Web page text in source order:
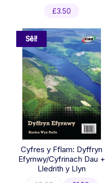
£3.50
Sêl!
Cyfres y Fflam: Dyffryn
Efyrnwy/Cyfrinach Dau +
Lledrith y Llyn